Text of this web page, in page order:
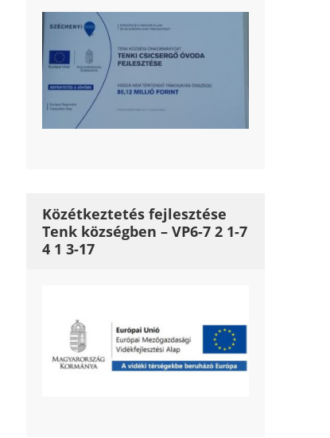
Közétkeztetés fejlesztése
Tenk községben – VP6-7 2 1-7
4 1 3-17